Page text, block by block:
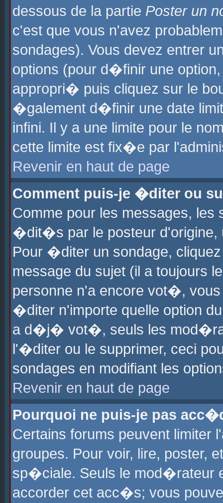
dessous de la partie Poster un
c'est que vous n'avez
sondages). Vous devez entrer
options (pour d�finir une
appropri� puis cliquez sur le
�galement d�finir une date
infini. Il y a une limite pour le
cette limite est fix�e par
Revenir en haut de page
Comment puis-je �diter ou
Comme pour les messages,
�dit�s par le posteur d'origine,
Pour �diter un sondage,
message du sujet (il a toujours
personne n'a encore vot�,
�diter n'importe quelle option
a d�j� vot�, seuls les
l'�diter ou le supprimer, ceci
sondages en modifiant les
Revenir en haut de page
Pourquoi ne puis-je pas
Certains forums peuvent
groupes. Pour voir, lire, poster,
sp�ciale. Seuls le mod�rateur
accorder cet acc�s; vous